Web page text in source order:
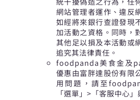
網站管理者運作、違反
如經將來銀行查證發現
加活動之資格。同時，
其他足以損及本活動或
追究其法律責任。
foodpanda美食金及
優惠由富胖達股份有限
用問題，請至
「選單」>「客服中心